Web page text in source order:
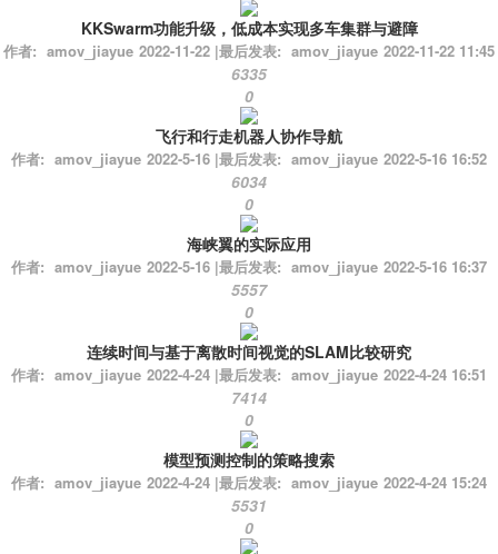
KKSwarm功能升级，低成本实现多车集群与避障
作者: amov_jiayue 2022-11-22 |最后发表: amov_jiayue 2022-11-22 11:45
6335
0
飞行和行走机器人协作导航
作者: amov_jiayue 2022-5-16 |最后发表: amov_jiayue 2022-5-16 16:52
6034
0
海峡翼的实际应用
作者: amov_jiayue 2022-5-16 |最后发表: amov_jiayue 2022-5-16 16:37
5557
0
连续时间与基于离散时间视觉的SLAM比较研究
作者: amov_jiayue 2022-4-24 |最后发表: amov_jiayue 2022-4-24 16:51
7414
0
模型预测控制的策略搜索
作者: amov_jiayue 2022-4-24 |最后发表: amov_jiayue 2022-4-24 15:24
5531
0